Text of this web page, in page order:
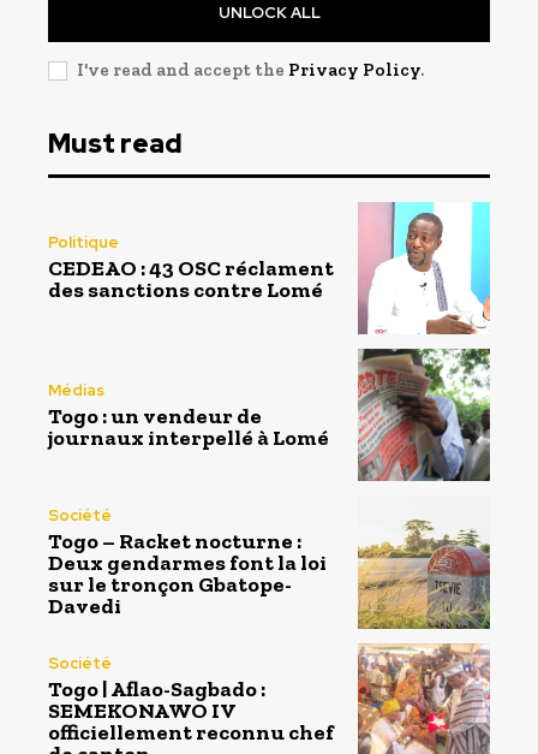
UNLOCK ALL
I've read and accept the Privacy Policy.
Must read
Politique
CEDEAO : 43 OSC réclament
des sanctions contre Lomé
Médias
Togo : un vendeur de
journaux interpellé à Lomé
Société
Togo – Racket nocturne :
Deux gendarmes font la loi
sur le tronçon Gbatope-
Davedi
Société
Togo | Aflao-Sagbado :
SEMEKONAWO IV
officiellement reconnu chef